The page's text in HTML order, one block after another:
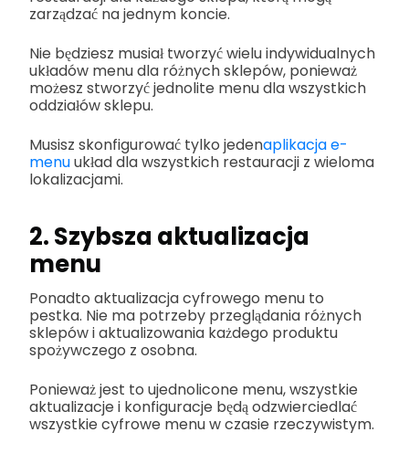
zarządzać na jednym koncie.
Nie będziesz musiał tworzyć wielu indywidualnych
układów menu dla różnych sklepów, ponieważ
możesz stworzyć jednolite menu dla wszystkich
oddziałów sklepu.
Musisz skonfigurować tylko jedenaplikacja e-
menuukład dla wszystkich restauracji z wieloma
lokalizacjami.
2. Szybsza aktualizacja
menu
Ponadto aktualizacja cyfrowego menu to
pestka. Nie ma potrzeby przeglądania różnych
sklepów i aktualizowania każdego produktu
spożywczego z osobna.
Ponieważ jest to ujednolicone menu, wszystkie
aktualizacje i konfiguracje będą odzwierciedlać
wszystkie cyfrowe menu w czasie rzeczywistym.